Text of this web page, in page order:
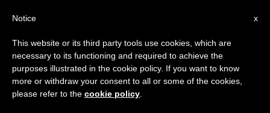
×
Aviso importante
Del 27 de julio al 7 de agosto haremos la pausa
anual, aprovechando que en el periodo de verano
se generan menos informaciones y también el
x
Notice
This website or its third party tools use cookies, which are
necessary to its functioning and required to achieve the
purposes illustrated in the cookie policy. If you want to know
more or withdraw your consent to all or some of the cookies,
please refer to the cookie policy